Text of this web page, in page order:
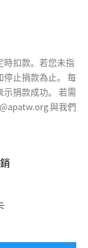
時扣款。若您未指
捐款為止。 每
成功。 若需
與我們